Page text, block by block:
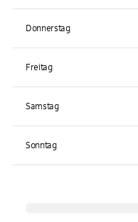
Donnerstag
Freitag
Samstag
Sonntag